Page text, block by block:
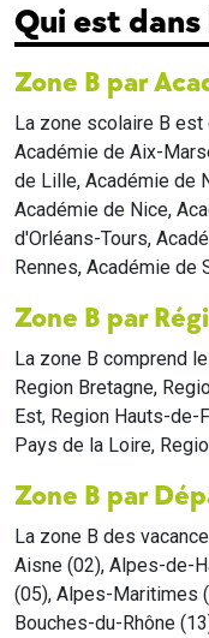
Qui est dans
Zone B par
La zone scolaire B
Académie de Aix-
de Lille, Académie de
Académie de Nice,
d'Orléans-Tours,
Rennes, Académie de
Zone B par
La zone B comprend
Region Bretagne,
Est, Region Hauts-de-
Pays de la Loire,
Zone B par
La zone B des
Aisne (02), Alpes-de-
(05), Alpes-Maritimes
Bouches-du-Rhône